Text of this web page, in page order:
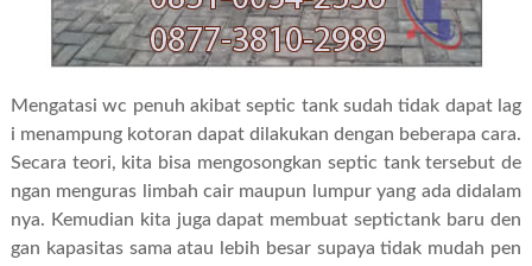
Mengatasi wc penuh akibat septic tank sudah tidak dapat lag
i menampung kotoran dapat dilakukan dengan beberapa cara.
Secara teori, kita bisa mengosongkan septic tank tersebut de
ngan menguras limbah cair maupun lumpur yang ada didalam
nya. Kemudian kita juga dapat membuat septictank baru den
gan kapasitas sama atau lebih besar supaya tidak mudah pen